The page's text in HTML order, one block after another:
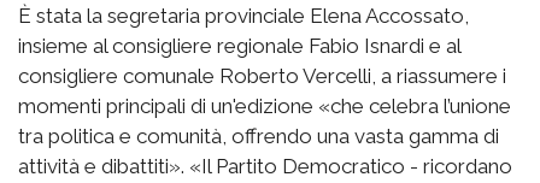
È stata la segretaria provinciale Elena Accossato,
insieme al consigliere regionale Fabio Isnardi e al
consigliere comunale Roberto Vercelli, a riassumere i
momenti principali di un'edizione «che celebra l’unione
tra politica e comunità, offrendo una vasta gamma di
attività e dibattiti». «Il Partito Democratico - ricordano